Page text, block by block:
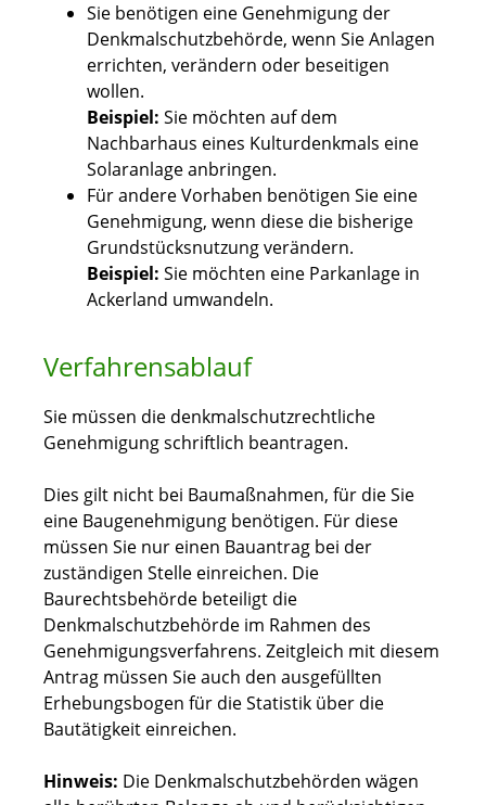
Sie benötigen eine Genehmigung der
Denkmalschutzbehörde, wenn Sie Anlagen
errichten, verändern oder beseitigen
wollen.
Beispiel: Sie möchten auf dem
Nachbarhaus eines Kulturdenkmals eine
Solaranlage anbringen.
Für andere Vorhaben benötigen Sie eine
Genehmigung, wenn diese die bisherige
Grundstücksnutzung verändern.
Beispiel: Sie möchten eine Parkanlage in
Ackerland umwandeln.
Verfahrensablauf
Sie müssen die denkmalschutzrechtliche
Genehmigung schriftlich beantragen.
Dies gilt nicht bei Baumaßnahmen, für die Sie
eine Baugenehmigung benötigen. Für diese
müssen Sie nur einen Bauantrag bei der
zuständigen Stelle einreichen. Die
Baurechtsbehörde beteiligt die
Denkmalschutzbehörde im Rahmen des
Genehmigungsverfahrens. Zeitgleich mit diesem
Antrag müssen Sie auch den ausgefüllten
Erhebungsbogen für die Statistik über die
Bautätigkeit einreichen.
Hinweis: Die Denkmalschutzbehörden wägen